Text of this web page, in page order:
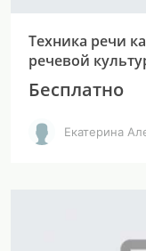
Техника речи
речевой
Бесплатно
Екатерина